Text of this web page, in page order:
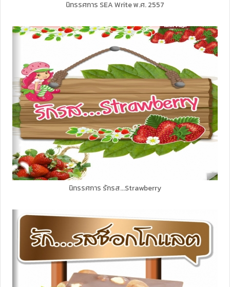
นิทรรศการ SEA Write พ.ศ. 2557
นิทรรศการ รักรส...Strawberry